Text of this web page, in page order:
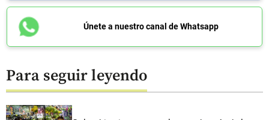
Únete a nuestro canal de Whatsapp
Para seguir leyendo